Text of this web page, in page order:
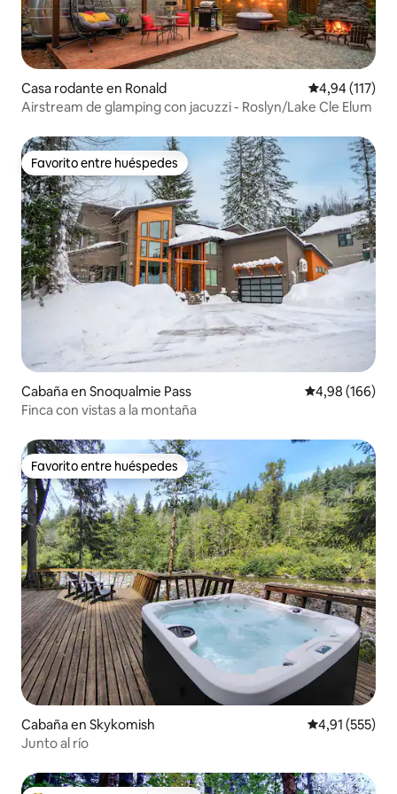
Casa rodante en Ronald Calificación
4,94 (117)
Airstream de glamping con jacuzzi - Roslyn/Lake Cle Elum
Favorito entre huéspedes
Favorito entre huéspedes
Cabaña en Snoqualmie Pass Calificación
4,98 (166)
Finca con vistas a la montaña
Favorito entre huéspedes
Favorito entre huéspedes
Cabaña en Skykomish Calificación
4,91 (555)
Junto al río